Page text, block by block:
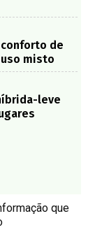
conforto de
uso misto
leve
que